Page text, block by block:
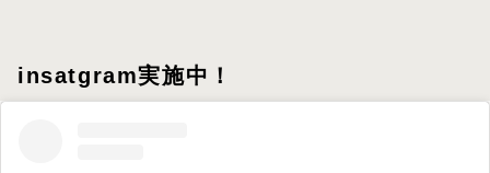
insatgram実施中！